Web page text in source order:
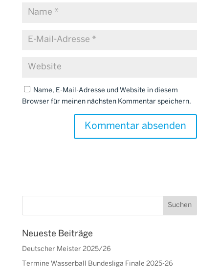
Name, E-Mail-Adresse und Website in diesem
Browser für meinen nächsten Kommentar speichern.
Neueste Beiträge
Deutscher Meister 2025/26
Termine Wasserball Bundesliga Finale 2025-26